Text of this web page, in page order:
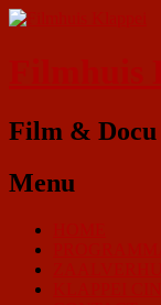
Film & Docu
Menu